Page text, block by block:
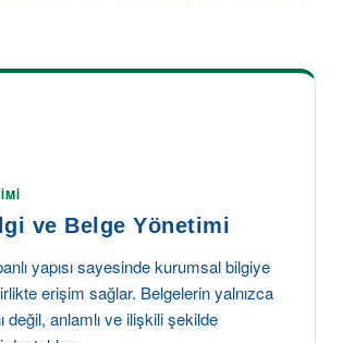
ve Belge Yönetimi
yapısı sayesinde kurumsal bilgiye
erişim sağlar. Belgelerin yalnızca
değil, anlamlı ve ilişkili şekilde